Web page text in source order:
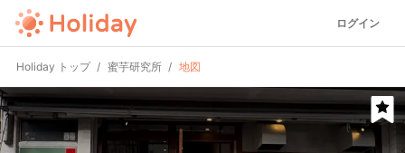
ログイン
Holiday トップ 蜜芋研究所 地図